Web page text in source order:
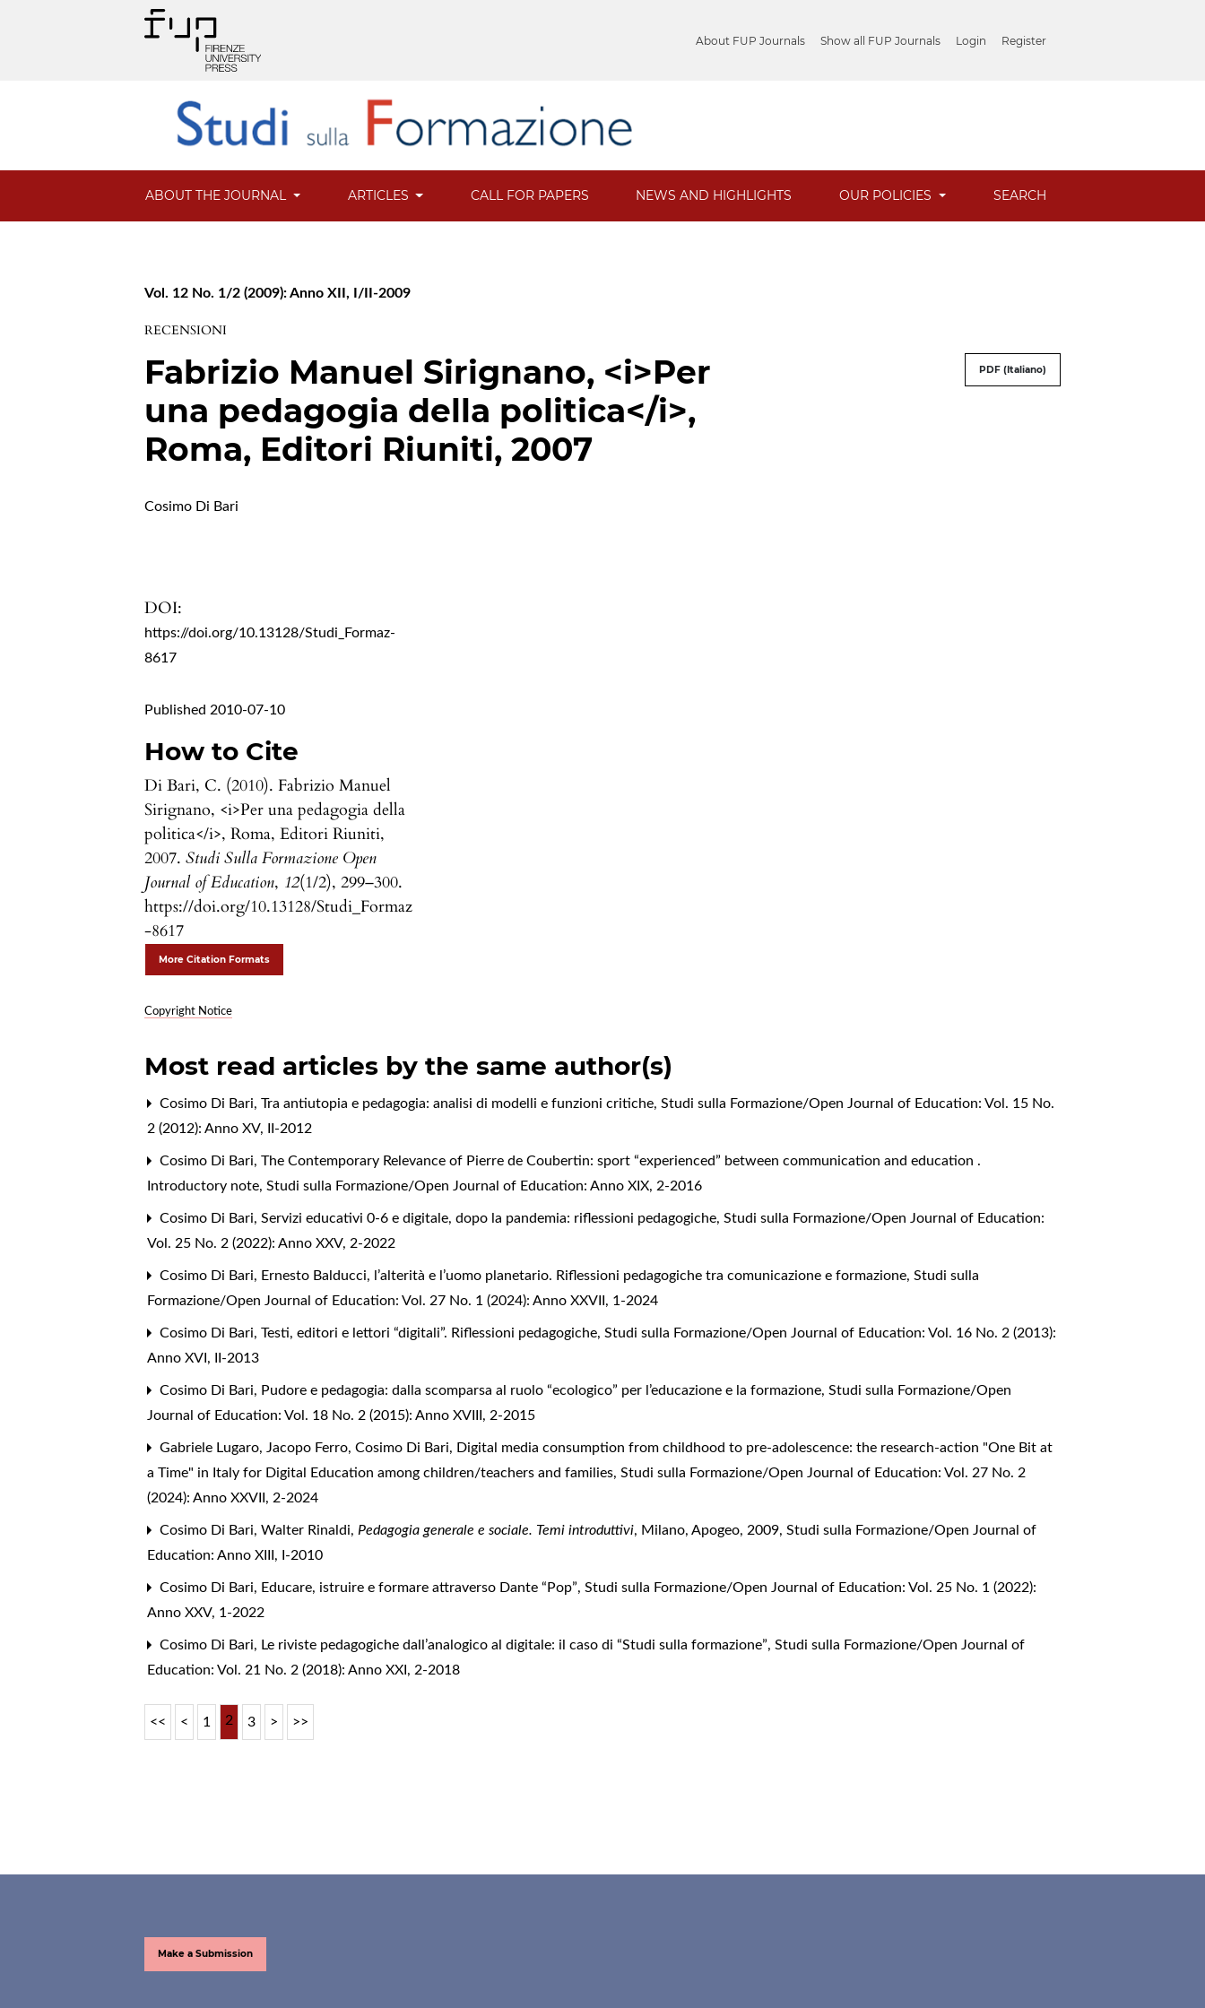
About FUP Journals Show all FUP Journals Login Register
ABOUT THE JOURNAL ARTICLES CALL FOR PAPERS NEWS AND HIGHLIGHTS OUR POLICIES SEARCH
Vol. 12 No. 1/2 (2009): Anno XII, I/II-2009
RECENSIONI
Fabrizio Manuel Sirignano, <i>Per
una pedagogia della politica</i>,
Roma, Editori Riuniti, 2007
PDF (Italiano)
Cosimo Di Bari
DOI:
https://doi.org/10.13128/Studi_Formaz-
8617
Published 2010-07-10
How to Cite
Di Bari, C. (2010). Fabrizio Manuel
Sirignano, <i>Per una pedagogia della
politica</i>, Roma, Editori Riuniti,
2007.Studi Sulla Formazione Open
Journal of Education, 12(1/2), 299–300.
https://doi.org/10.13128/Studi_Formaz
-8617
More Citation Formats
Copyright Notice
Most read articles by the same author(s)
Cosimo Di Bari,Tra antiutopia e pedagogia: analisi di modelli e funzioni critiche,Studi sulla Formazione/Open Journal of Education: Vol. 15 No.
2 (2012): Anno XV, II-2012
Cosimo Di Bari,The Contemporary Relevance of Pierre de Coubertin: sport “experienced” between communication and education .
Introductory note,Studi sulla Formazione/Open Journal of Education: Anno XIX, 2-2016
Cosimo Di Bari,Servizi educativi 0-6 e digitale, dopo la pandemia: riflessioni pedagogiche,Studi sulla Formazione/Open Journal of Education:
Vol. 25 No. 2 (2022): Anno XXV, 2-2022
Cosimo Di Bari, Ernesto Balducci, l’alterità e l’uomo planetario. Riflessioni pedagogiche tra comunicazione e formazione,Studi sulla
Formazione/Open Journal of Education: Vol. 27 No. 1 (2024): Anno XXVII, 1-2024
Cosimo Di Bari,Testi, editori e lettori “digitali”. Riflessioni pedagogiche,Studi sulla Formazione/Open Journal of Education: Vol. 16 No. 2 (2013):
Anno XVI, II-2013
Cosimo Di Bari, Pudore e pedagogia: dalla scomparsa al ruolo “ecologico” per l’educazione e la formazione,Studi sulla Formazione/Open
Journal of Education: Vol. 18 No. 2 (2015): Anno XVIII, 2-2015
Gabriele Lugaro, Jacopo Ferro, Cosimo Di Bari, Digital media consumption from childhood to pre-adolescence: the research-action "One Bit at
a Time" in Italy for Digital Education among children/teachers and families,Studi sulla Formazione/Open Journal of Education: Vol. 27 No. 2
(2024): Anno XXVII, 2-2024
Cosimo Di Bari,Walter Rinaldi,Pedagogia generale e sociale. Temi introduttivi, Milano, Apogeo, 2009,Studi sulla Formazione/Open Journal of
Education: Anno XIII, I-2010
Cosimo Di Bari, Educare, istruire e formare attraverso Dante “Pop”,Studi sulla Formazione/Open Journal of Education: Vol. 25 No. 1 (2022):
Anno XXV, 1-2022
Cosimo Di Bari, Le riviste pedagogiche dall’analogico al digitale: il caso di “Studi sulla formazione”,Studi sulla Formazione/Open Journal of
Education: Vol. 21 No. 2 (2018): Anno XXI, 2-2018
<< < 1 2 3 > >>
Make a Submission